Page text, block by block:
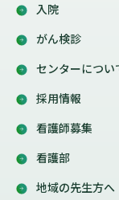
入院
がん検診
センターについ
採用情報
看護師募集
看護部
地域の先生方へ